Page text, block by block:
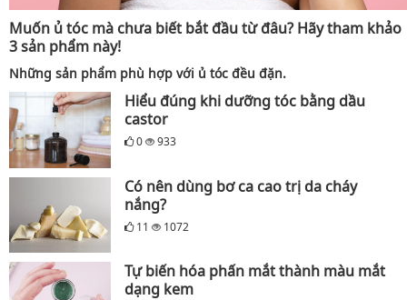
Muốn ủ tóc mà chưa biết bắt đầu từ đâu? Hãy tham khảo
3 sản phẩm này!
Những sản phẩm phù hợp với ủ tóc đều đặn.
Hiểu đúng khi dưỡng tóc bằng dầu
castor
0 933
Có nên dùng bơ ca cao trị da cháy
nắng?
11 1072
Tự biến hóa phấn mắt thành màu mắt
dạng kem